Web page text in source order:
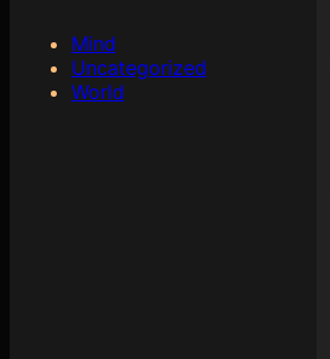
Mind
Uncategorized
World